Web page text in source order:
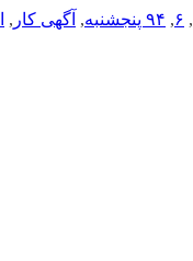
, ۶, ۹۴ پنجشنبه , آگهی کار ,